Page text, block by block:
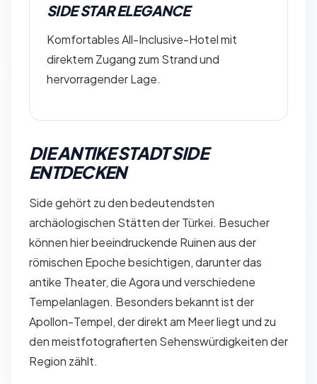
SIDE STAR ELEGANCE
Komfortables All-Inclusive-Hotel mit
direktem Zugang zum Strand und
hervorragender Lage.
DIE ANTIKE STADT SIDE
ENTDECKEN
Side gehört zu den bedeutendsten
archäologischen Stätten der Türkei. Besucher
können hier beeindruckende Ruinen aus der
römischen Epoche besichtigen, darunter das
antike Theater, die Agora und verschiedene
Tempelanlagen. Besonders bekannt ist der
Apollon-Tempel, der direkt am Meer liegt und zu
den meistfotografierten Sehenswürdigkeiten der
Region zählt.